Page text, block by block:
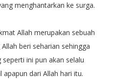
menghantarkan ke surga.
Allah merupakan sebuah
beri seharian sehingga
ini pun akan selalu
dari Allah hari itu.